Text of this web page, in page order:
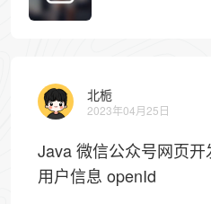
北栀
2023年04月25日
Java 微信公众号网页
用户信息 openId